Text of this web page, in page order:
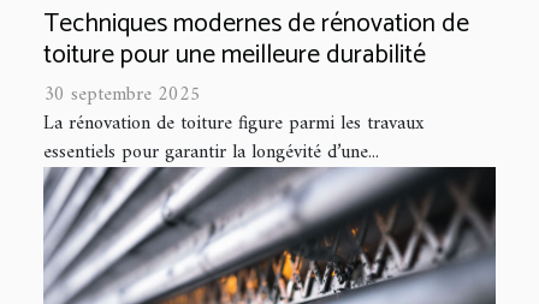
Techniques modernes de rénovation de
toiture pour une meilleure durabilité
30 septembre 2025
La rénovation de toiture figure parmi les travaux
essentiels pour garantir la longévité d’une...